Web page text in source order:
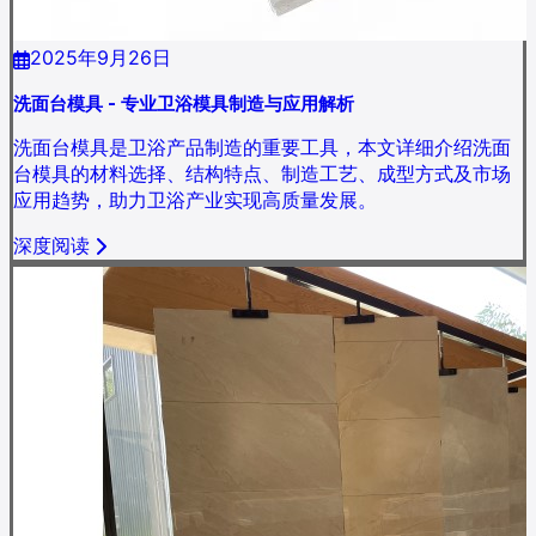
2025年9月26日
洗面台模具 - 专业卫浴模具制造与应用解析
洗面台模具是卫浴产品制造的重要工具，本文详细介绍洗面
台模具的材料选择、结构特点、制造工艺、成型方式及市场
应用趋势，助力卫浴产业实现高质量发展。
深度阅读